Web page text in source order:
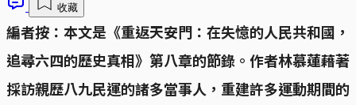
收藏
編者按：本文是《重返天安門：在失憶的人民共和國，
追尋六四的歷史真相》第八章的節錄。作者林慕蓮藉著
採訪親歷八九民運的諸多當事人，重建許多運動期間的